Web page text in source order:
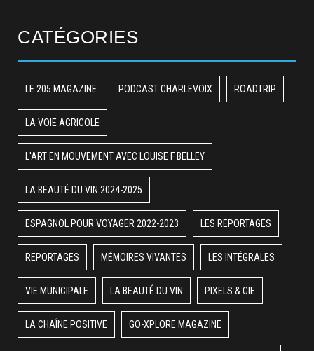
CATÉGORIES
LE 205 MAGAZINE PODCAST CHARLEVOIX ROADTRIP
LA VOIE AGRICOLE
L'ART EN MOUVEMENT AVEC LOUISE F BELLEY
LA BEAUTÉ DU VIN 2024-2025
ESPAGNOL POUR VOYAGER 2022-2023 LES REPORTAGES
REPORTAGES MÉMOIRES VIVANTES LES INTÉGRALES
VIE MUNICIPALE LA BEAUTÉ DU VIN PIXELS & CIE
LA CHAÎNE POSITIVE GO-XPLORE MAGAZINE